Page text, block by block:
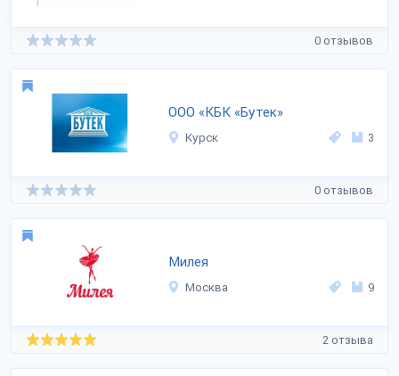
0 отзывов
ООО «КБК «Бутек»
Курск 3
0 отзывов
Милея
Москва 9
2 отзыва